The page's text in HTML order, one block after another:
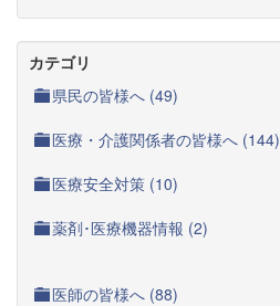
カテゴリ
県民の皆様へ (49)
医療・介護関係者の皆様へ (144)
医療安全対策 (10)
薬剤･医療機器情報 (2)
医師の皆様へ (88)